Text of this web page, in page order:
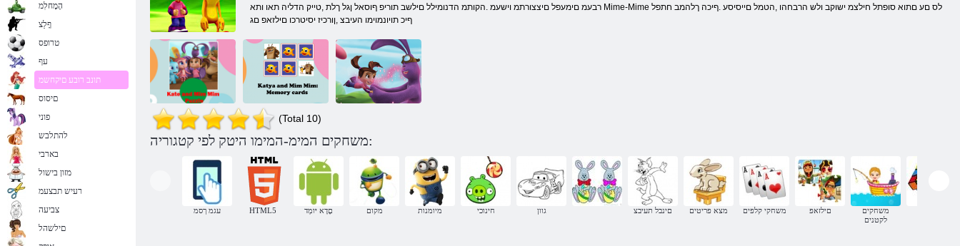
רבעמ םימעפל םיצצורתמ וישעמ .הקותמ הדנומילל םילשב תוריפ ףוסאל ןגל ךלת ,טייק הדליה תאו ותא Mime-Mime לס םע םתוא סופתל חילצמ ישוקב ולש הרבחהו ,הטמל םייסיסע .ףיכה ךלהמב חתפל
ףיכ תויונמוימו העיבצ ,ןורכיז יסיטרכו םילזאפ םג
Kate ו Mim Mim
ןורכיז יסיטרכ
Kate & MIM-
MIM םילדבהו
(Total 10)
משחקים המימ-המימו היטק לפי קטגוריה:
עגמ ךסמ HTML5 םָדָא יּומְד מקום מיומנות חינוכי גוון םינבל תעיבצ מצא פריטים משחקי קלפים םילזאפ
משחקים
לקטנים
הָמָחלִמ
ףָלַצ
טרופס
עף
תונב רובע םיקחשמ
םיסוס
פוני
להתלבש
בארבי
מזון בישול
רעיש תבצעמ
צביעה
םילשהל